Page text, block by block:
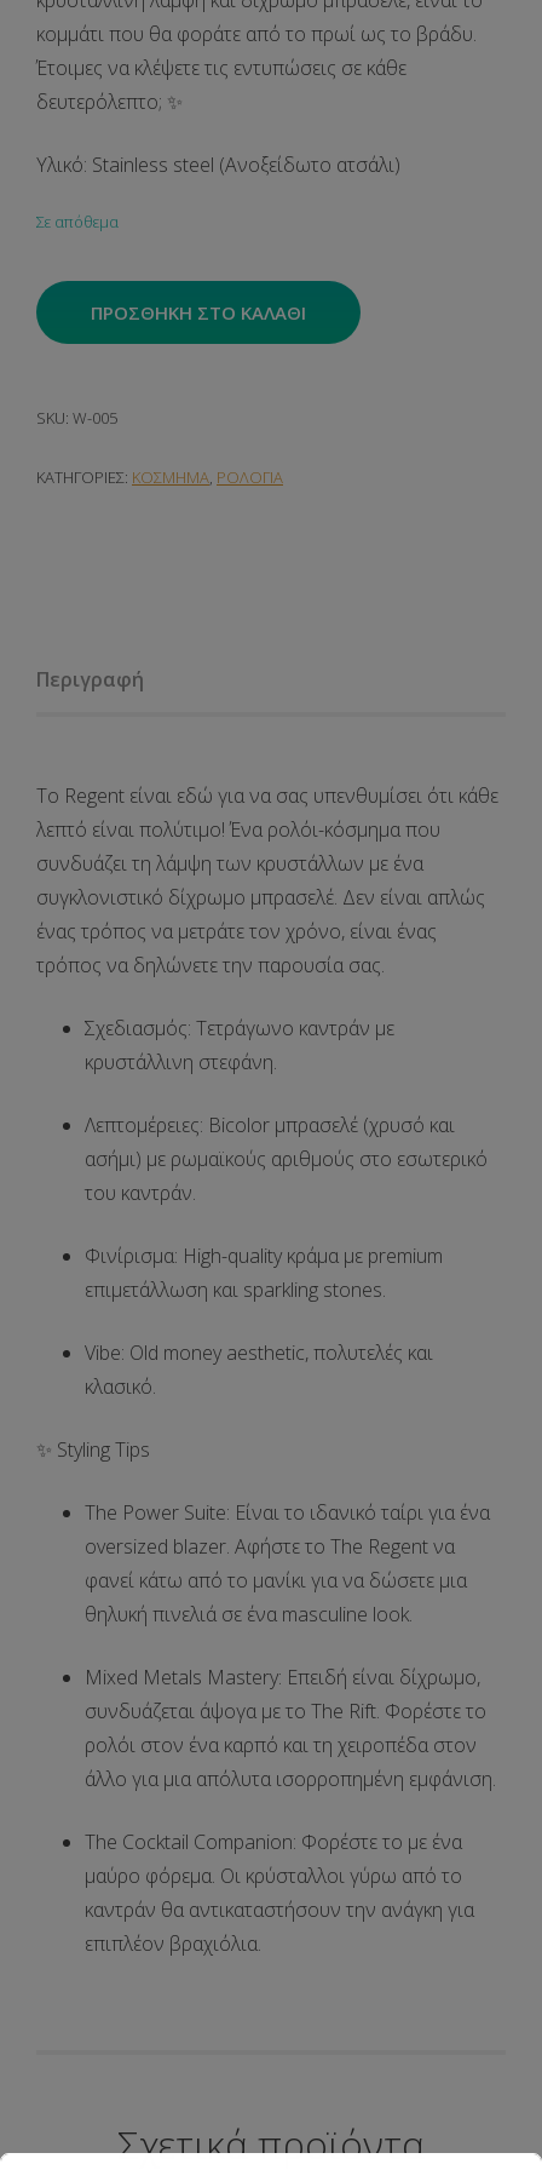
κομμάτι που θα φοράτε από το πρωί ως το βράδυ.
Έτοιμες να κλέψετε τις εντυπώσεις σε κάθε
δευτερόλεπτο; ✨
Υλικό: Stainless steel (Ανοξείδωτο ατσάλι)
Σε απόθεμα
ΠΡΟΣΘΉΚΗ ΣΤΟ ΚΑΛΆΘΙ
SKU: W-005
ΚΑΤΗΓΟΡΊΕΣ: ΚΟΣΜΗΜΑ, ΡΟΛΟΓΙΑ
Περιγραφή
Το Regent είναι εδώ για να σας υπενθυμίσει ότι κάθε
λεπτό είναι πολύτιμο! Ένα ρολόι-κόσμημα που
συνδυάζει τη λάμψη των κρυστάλλων με ένα
συγκλονιστικό δίχρωμο μπρασελέ. Δεν είναι απλώς
ένας τρόπος να μετράτε τον χρόνο, είναι ένας
τρόπος να δηλώνετε την παρουσία σας.
Σχεδιασμός: Τετράγωνο καντράν με
κρυστάλλινη στεφάνη.
Λεπτομέρειες: Bicolor μπρασελέ (χρυσό και
ασήμι) με ρωμαϊκούς αριθμούς στο εσωτερικό
του καντράν.
Φινίρισμα: High-quality κράμα με premium
επιμετάλλωση και sparkling stones.
Vibe: Old money aesthetic, πολυτελές και
κλασικό.
✨ Styling Tips
The Power Suite: Είναι το ιδανικό ταίρι για ένα
oversized blazer. Αφήστε το The Regentνα
φανεί κάτω από το μανίκι για να δώσετε μια
θηλυκή πινελιά σε ένα masculine look.
Mixed Metals Mastery: Επειδή είναι δίχρωμο,
συνδυάζεται άψογα με το The Rift. Φορέστε το
ρολόι στον ένα καρπό και τη χειροπέδα στον
άλλο για μια απόλυτα ισορροπημένη εμφάνιση.
The Cocktail Companion: Φορέστε το με ένα
μαύρο φόρεμα. Οι κρύσταλλοι γύρω από το
καντράν θα αντικαταστήσουν την ανάγκη για
επιπλέον βραχιόλια.
Σχετικά προϊόντα